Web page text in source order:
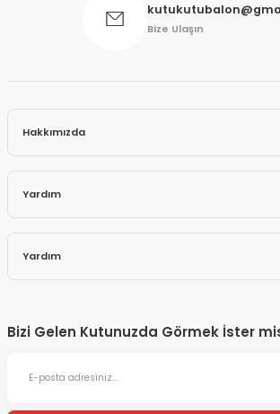
Bize Ulaşın
Hakkımızda
Yardım
Yardım
Bizi Gelen Kutunuzda Görmek İster